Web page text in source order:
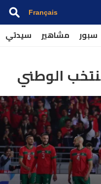
Français
سبور مشاهير سيدتي
الوطني